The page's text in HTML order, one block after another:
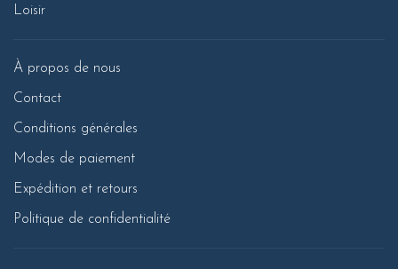
Loisir
À propos de nous
Contact
Conditions générales
Modes de paiement
Expédition et retours
Politique de confidentialité